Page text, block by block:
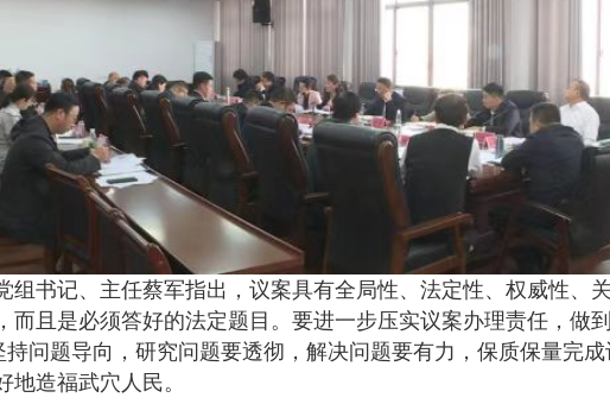
书记、主任蔡军指出，议案具有全局性、法定性、权威性、
而且是必须答好的法定题目。要进一步压实议案办理责任，做
持问题导向，研究问题要透彻，解决问题要有力，保质保量完
造福武穴人民。